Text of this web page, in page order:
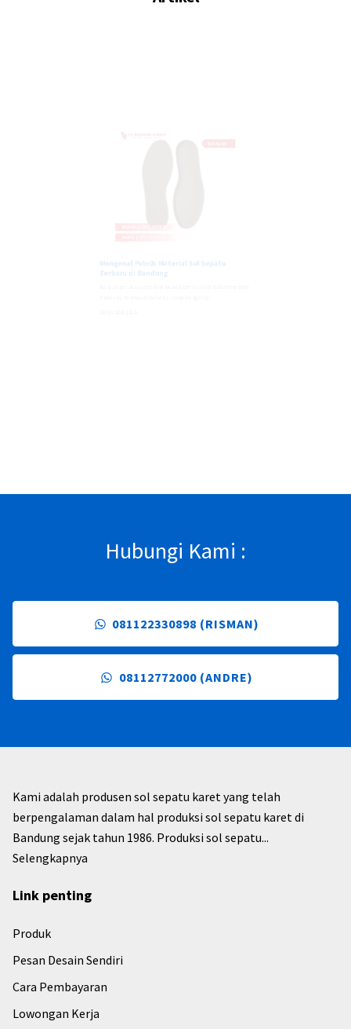
Hubungi Kami :
081122330898 (RISMAN)
08112772000 (ANDRE)
Kami adalah produsen sol sepatu karet yang telah
berpengalaman dalam hal produksi sol sepatu karet di
Bandung sejak tahun 1986. Produksi sol sepatu...
Selengkapnya
Link penting
Produk
Pesan Desain Sendiri
Cara Pembayaran
Lowongan Kerja